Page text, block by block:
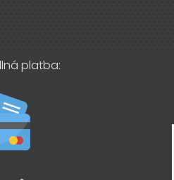
platba: